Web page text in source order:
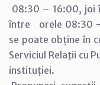
08:30 – 16:00,
între orele 08:30 -
se poate obține în
Serviciul Relaţii cu
instituției.